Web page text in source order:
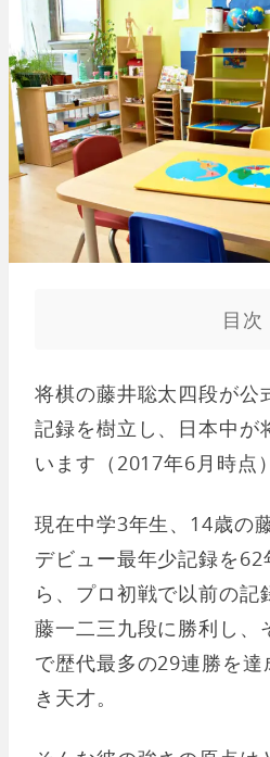
目次
将棋の藤井聡太四段が公
記録を樹立し、日本中が
います（2017年6月時点
現在中学3年生、14歳の
デビュー最年少記録を
ら、プロ初戦で以前の記
藤一二三九段に勝利し、
で歴代最多の29連勝を
き天才。